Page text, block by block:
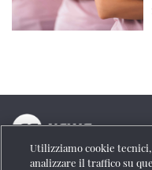
La testata online del
Utilizziamo cookie
analizzare il traffico su